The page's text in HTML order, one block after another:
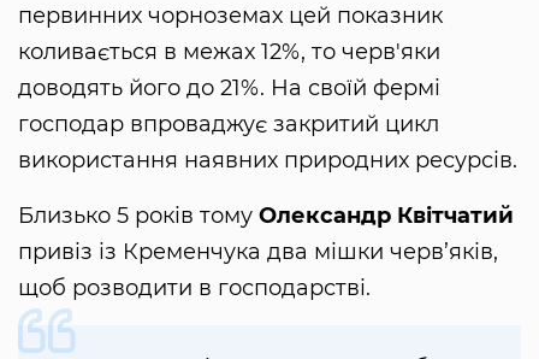
первинних чорноземах цей показник
коливається в межах 12%, то черв'яки
доводять його до 21%. На своїй фермі
господар впроваджує закритий цикл
використання наявних природних ресурсів.
Близько 5 років тому Олександр Квітчатий
привіз із Кременчука два мішки черв’яків,
щоб розводити в господарстві.